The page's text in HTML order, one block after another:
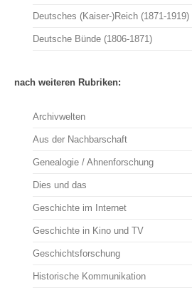
Deutsches (Kaiser-)Reich (1871-1919)
Deutsche Bünde (1806-1871)
nach weiteren Rubriken:
Archivwelten
Aus der Nachbarschaft
Genealogie / Ahnenforschung
Dies und das
Geschichte im Internet
Geschichte in Kino und TV
Geschichtsforschung
Historische Kommunikation